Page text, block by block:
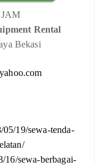
Rental
Bekasi
19/sewa-tenda-
16/sewa-berbagai-